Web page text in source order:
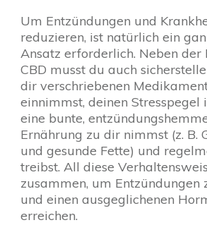
Um Entzündungen und
reduzieren, ist natürlich ein
Ansatz erforderlich. Neben der
CBD musst du auch
dir verschriebenen
einnimmst, deinen Stresspegel
eine bunte,
Ernährung zu dir nimmst (z. B.
und gesunde Fette) und
treibst. All diese
zusammen, um Entzündungen
und einen ausgeglichenen
erreichen.